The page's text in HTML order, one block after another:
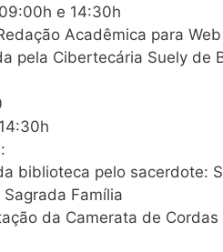
e 14:30h
Acadêmica para
pela Cibertecária Suely de
biblioteca pelo sacerdote:
Sagrada Família
da Camerata de Cordas